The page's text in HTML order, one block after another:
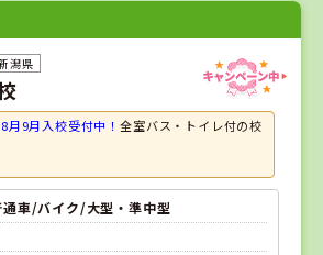
潟県
月9月入校受付中！全室バス・トイレ付の校
通車/バイク/大型・準中型